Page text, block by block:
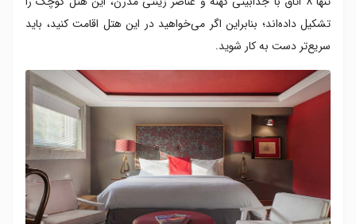
تشکیل داده‌اند؛ بنابراین اگر می‌خواهید در این هتل اقامت کنید، باید
سریع‌تر دست به کار شوید.